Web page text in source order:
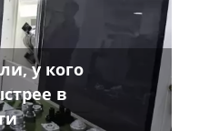
у кого
в